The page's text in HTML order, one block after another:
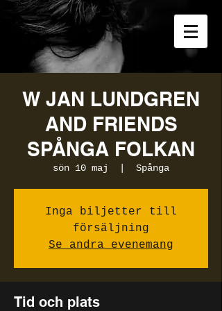
W JAN LUNDGREN
AND FRIENDS
SPÅNGA FOLKAN
sön 10 maj Spånga
Inga biljetter till
försäljning
Se andra evenemang
Tid och plats